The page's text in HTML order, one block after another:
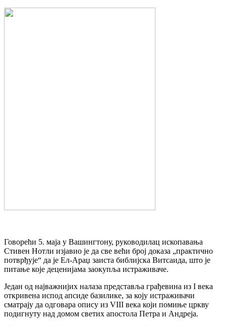
Говорећи 5. маја у Вашингтону, руководилац ископавања
Стивен Нотли изјавио је да све већи број доказа „практично
потврђује“ да је Ел-Араџ заиста библијска Витсаида, што је
питање које деценијама заокупља истраживаче.
Један од најважнијих налаза представља грађевина из I века
откривена испод апсиде базилике, за коју истраживачи
сматрају да одговара опису из VIII века који помиње цркву
подигнуту над домом светих апостола Петра и Андреја.